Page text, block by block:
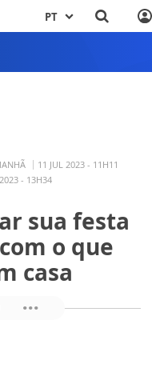
PT
11 JUL 2023 - 11H11
- 13H34
sua festa
o que
casa